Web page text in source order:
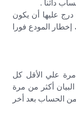
دائنا .
عليها أن يكون
المودع فورا
مرة علي الأقل كل
أكثر من مرة
الحساب بعد أخر